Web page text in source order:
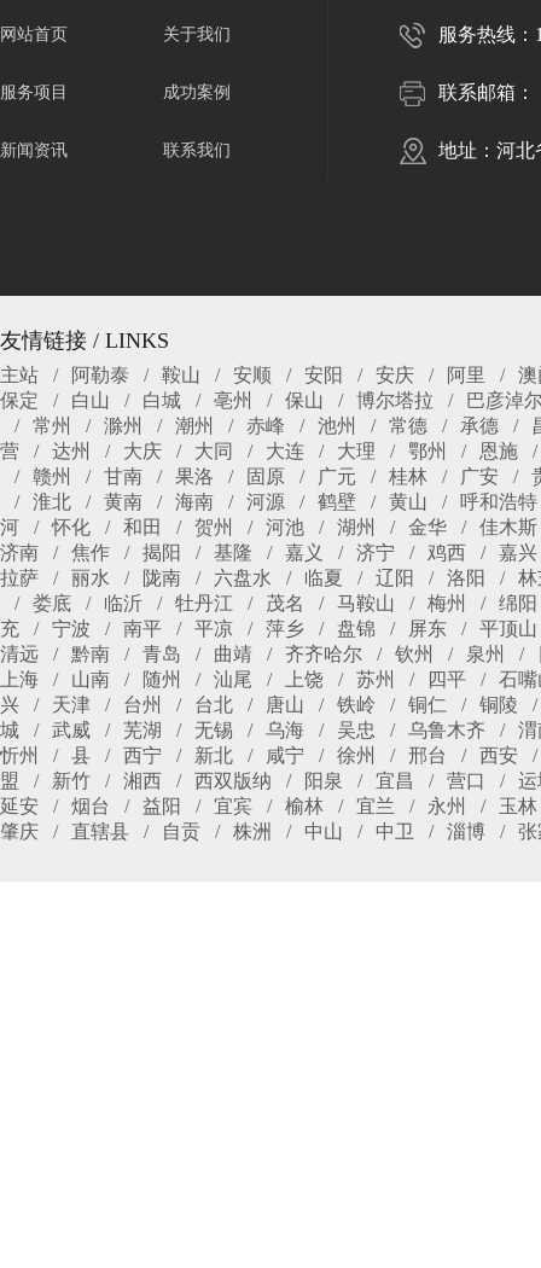
网站首页 关于我们
服务项目 成功案例
新闻资讯 联系我们
服务热线：
联系邮箱：
地址：河北
友情链接 / LINKS
主站 阿勒泰 鞍山 安顺 安阳 安庆 阿里
澳
保定
白山 白城 亳州 保山 博尔塔拉
巴彦淖
常州
滁州 潮州 赤峰 池州 常德 承德
营
达州 大庆 大同 大连 大理 鄂州
恩施
赣州
甘南 果洛 固原 广元 桂林 广安
淮北
黄南 海南 河源 鹤壁 黄山
呼和浩特
河
怀化 和田 贺州 河池 湖州 金华
佳木斯
济南
焦作 揭阳 基隆 嘉义 济宁 鸡西
嘉兴
拉萨
丽水 陇南 六盘水 临夏 辽阳 洛阳
林
娄底
临沂 牡丹江 茂名 马鞍山 梅州
绵阳
充
宁波 南平 平凉 萍乡 盘锦 屏东
平顶山
清远
黔南 青岛 曲靖 齐齐哈尔 钦州 泉州
上海
山南 随州 汕尾 上饶 苏州 四平
石嘴
兴
天津 台州 台北 唐山 铁岭 铜仁
铜陵
城
武威 芜湖 无锡 乌海 吴忠 乌鲁木齐
渭
忻州
县 西宁 新北 咸宁 徐州 邢台
西安
盟
新竹 湘西 西双版纳 阳泉 宜昌 营口
运
延安
烟台 益阳 宜宾 榆林 宜兰 永州
玉林
肇庆
直辖县 自贡 株洲 中山 中卫 淄博 张